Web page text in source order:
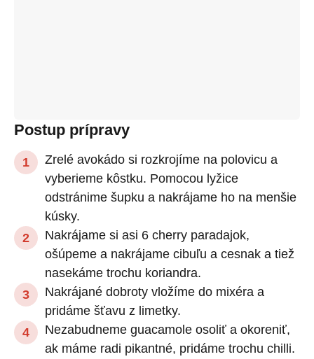
Postup prípravy
Zrelé avokádo si rozkrojíme na polovicu a
vyberieme kôstku. Pomocou lyžice
odstránime šupku a nakrájame ho na menšie
kúsky.
Nakrájame si asi 6 cherry paradajok,
ošúpeme a nakrájame cibuľu a cesnak a tiež
nasekáme trochu koriandra.
Nakrájané dobroty vložíme do mixéra a
pridáme šťavu z limetky.
Nezabudneme guacamole osoliť a okoreniť,
ak máme radi pikantné, pridáme trochu chilli.